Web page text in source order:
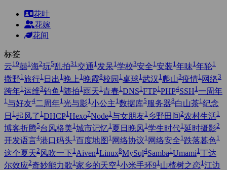
花叶
花嫁
花间
标签
云19囍1 海2玩5乱拍31 交通 1 发呆1 学校3安全1 安装1 年味1 年轮1
撒野1 旅行1 日出 1 晚上 1 晚霞8校园 1 桌球1 武汉 1 爬山3疫情1 网络3
跨年1 运维3钓鱼 1 随拍1 雨天1 青春1 DNS1 FTP1 PHP4SSH1 一周年
1 与好友4二周年1 光与影1 小公主1 数据库5 服务器8白山茶1 纪念
日 1 起风了 1 DHCP1 Hexo7Node1 与女朋友1 乡野田间 2农村生活1
博客折腾5台风格美1 城市记忆1 夏日晚风1 学生时代1 延时摄影2
开发语言4港口码头1 百度地图 1 网络协议1 网络安全1 跌落暮色1
这个夏天2 风吹一下1 Aiven1 Linux8MySql4Samba1 Umami1 丁达
尔效应2奇妙能力歌1 家乡的天空1 小米手环91 山楂树之恋1 江边